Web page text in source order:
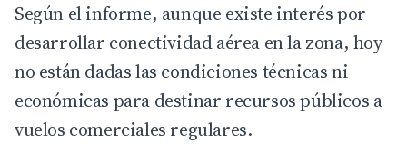
Según el informe, aunque existe interés por
desarrollar conectividad aérea en la zona, hoy
no están dadas las condiciones técnicas ni
económicas para destinar recursos públicos a
vuelos comerciales regulares.